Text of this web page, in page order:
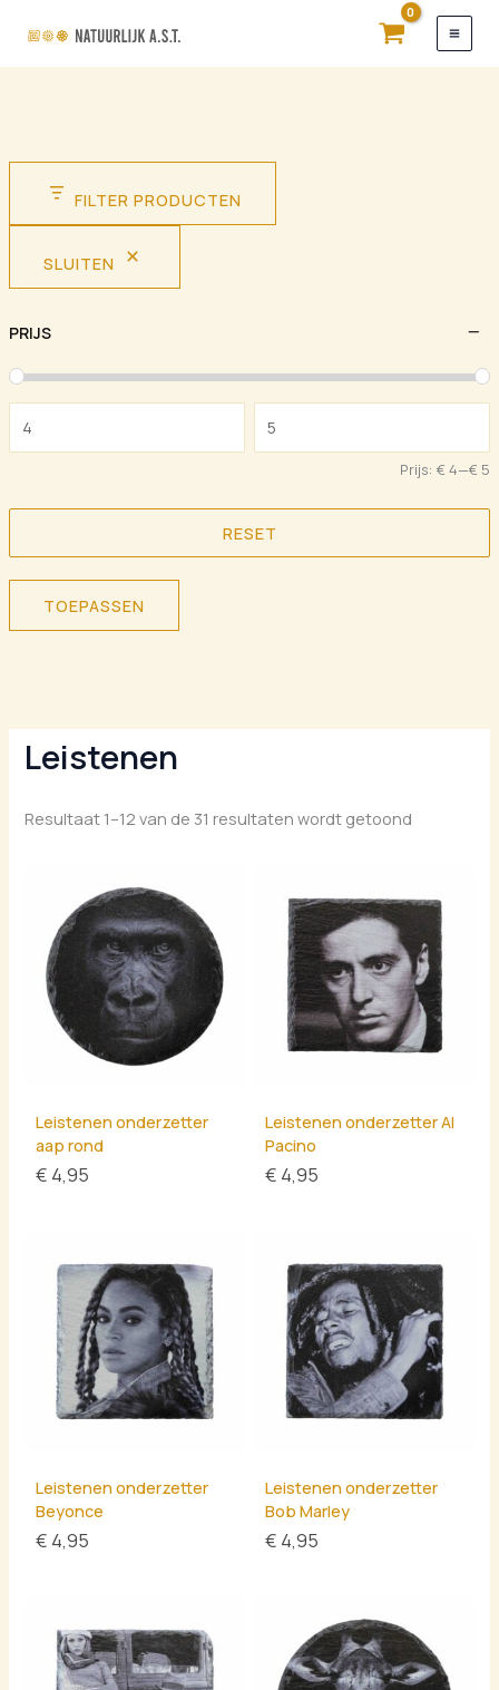
naar
FILTER PRODUCTEN
SLUITEN
PRIJS
Prijs: € 4—€ 5
RESET
TOEPASSEN
Leistenen
Resultaat 1–12 van de 31 resultaten wordt getoond
Leistenen onderzetter
aap rond
€ 4,95
Leistenen onderzetter Al
Pacino
€ 4,95
Leistenen onderzetter
Beyonce
€ 4,95
Leistenen onderzetter
Bob Marley
€ 4,95